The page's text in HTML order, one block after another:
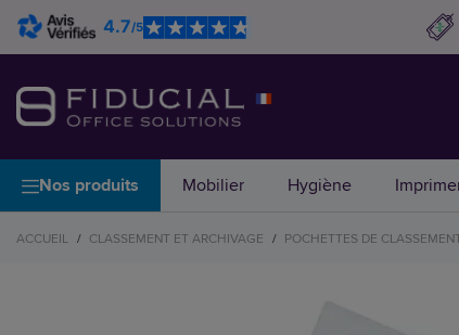
4.7/5
Nos produits Mobilier Hygiène
ACCUEIL / CLASSEMENT ET ARCHIVAGE / POCHETTES DE